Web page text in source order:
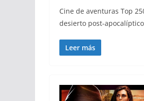
Cine de aventuras Top
desierto post-apocalíptico
Leer más